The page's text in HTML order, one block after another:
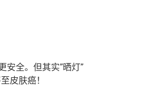
安全。但其实”晒灯”
皮肤癌！